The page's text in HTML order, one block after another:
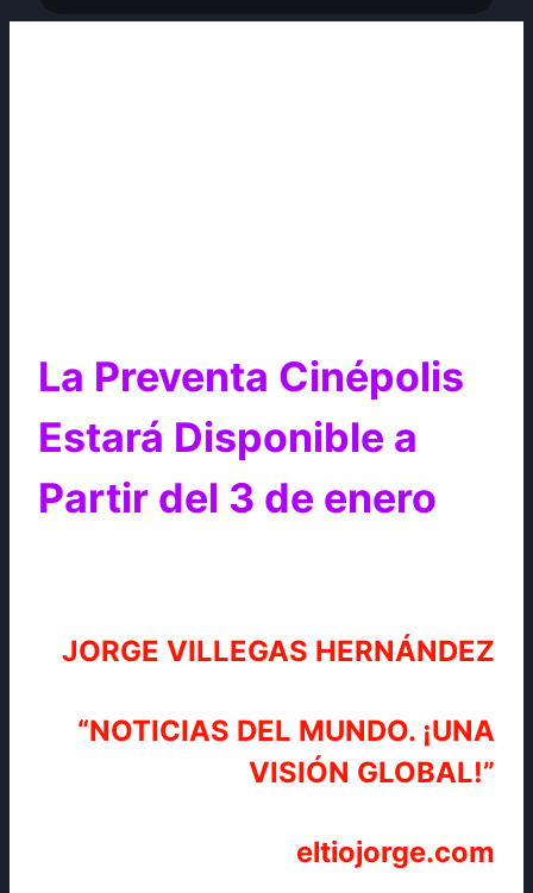
La Preventa Cinépolis
Estará Disponible a
Partir del 3 de enero
JORGE VILLEGAS HERNÁNDEZ
“NOTICIAS DEL MUNDO. ¡UNA
VISIÓN GLOBAL!”
eltiojorge.com